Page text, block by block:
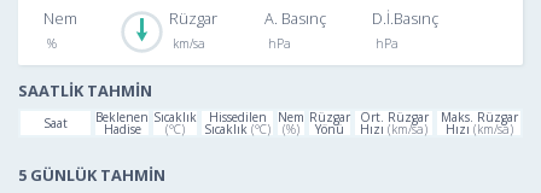
Nem Rüzgar A. Basınç D.İ.Basınç
SAATLİK TAHMİN
Saat Beklenen
Hadise
Sıcaklık
(°C)
Hissedilen
Sıcaklık (°C)
Nem
(%)
Rüzgar
Yönü
Ort. Rüzgar
Hızı (km/sa)
Maks. Rüzgar
Hızı (km/sa)
5 GÜNLÜK TAHMİN